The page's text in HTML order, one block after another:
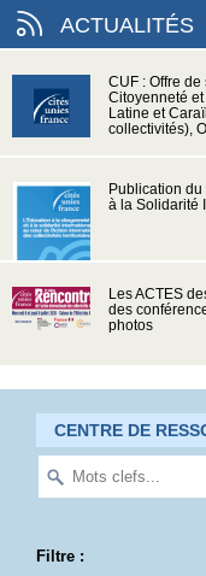
ACTUALITÉS
CUF : Offre
Citoyenneté
Latine et
collectivités),
Publication du
à la Solidarité
Les ACTES
des
photos
CENTRE DE
Filtre :